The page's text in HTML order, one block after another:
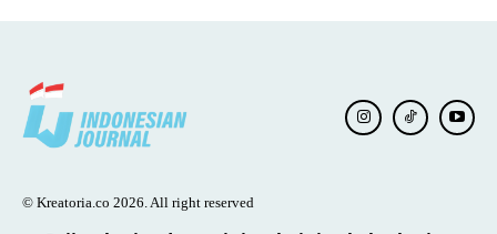
© Kreatoria.co 2026. All right reserved